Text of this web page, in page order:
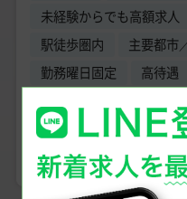
未経験からでも高額求人
駅徒歩圏内
主要都市
勤務曜日固定
高待遇
他科の医師も研修がある